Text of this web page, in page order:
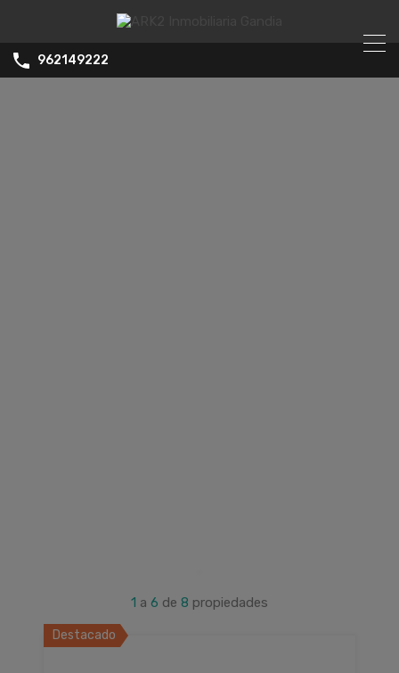
962149222
1 a 6 de 8 propiedades
Destacado